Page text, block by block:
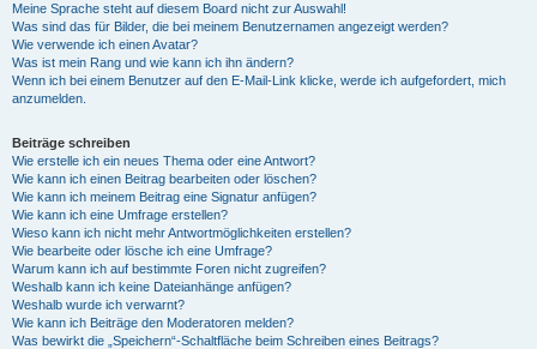
Meine Sprache steht auf diesem Board nicht zur Auswahl!
Was sind das für Bilder, die bei meinem Benutzernamen angezeigt werden?
Wie verwende ich einen Avatar?
Was ist mein Rang und wie kann ich ihn ändern?
Wenn ich bei einem Benutzer auf den E-Mail-Link klicke, werde ich aufgefordert, mich
anzumelden.
Beiträge schreiben
Wie erstelle ich ein neues Thema oder eine Antwort?
Wie kann ich einen Beitrag bearbeiten oder löschen?
Wie kann ich meinem Beitrag eine Signatur anfügen?
Wie kann ich eine Umfrage erstellen?
Wieso kann ich nicht mehr Antwortmöglichkeiten erstellen?
Wie bearbeite oder lösche ich eine Umfrage?
Warum kann ich auf bestimmte Foren nicht zugreifen?
Weshalb kann ich keine Dateianhänge anfügen?
Weshalb wurde ich verwarnt?
Wie kann ich Beiträge den Moderatoren melden?
Was bewirkt die „Speichern“-Schaltfläche beim Schreiben eines Beitrags?